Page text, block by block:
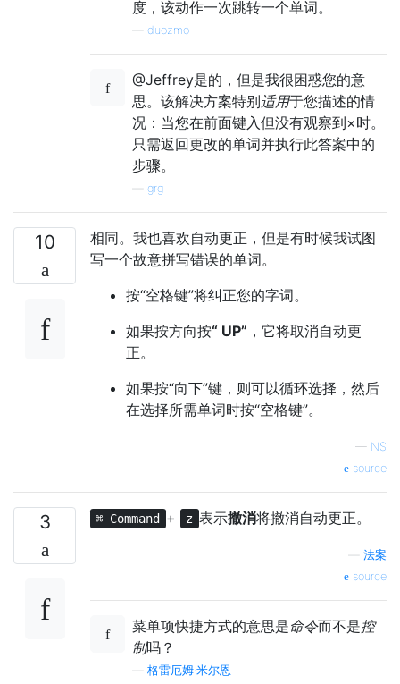
度，该动作一次跳转一个单词。
duozmo
@Jeffrey是的，但是我很困惑您的意
思。该解决方案特别适用于您描述的情
况：当您在前面键入但没有观察到×时。
只需返回更改的单词并执行此答案中的
步骤。
grg
10
相同。我也喜欢自动更正，但是有时候我试图
写一个故意拼写错误的单词。
按“空格键”将纠正您的字词。
如果按方向按“ UP” ，它将取消自动更
正。
如果按“向下”键，则可以循环选择，然后
在选择所需单词时按“空格键”。
— NS
source
3 ⌘ Command + z 表示撤消将撤消自动更正。
法案
source
菜单项快捷方式的意思是命令而不是控
制吗？
格雷厄姆·米尔恩